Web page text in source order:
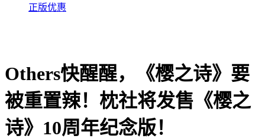
正版优惠
Others快醒醒，《樱之诗》要
被重置辣！枕社将发售《樱之
诗》10周年纪念版！